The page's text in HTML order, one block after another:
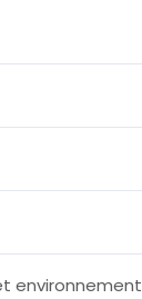
environnement